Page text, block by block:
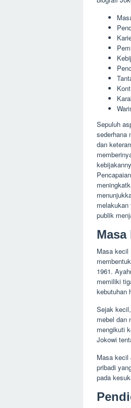
Sepuluh
sederhana
dan
publik
Masa
Masa kecil
1961.
memiliki
kebutuhan
Sejak
mebel dan
mengikuti
Jokowi
Masa kecil
pribadi
pada